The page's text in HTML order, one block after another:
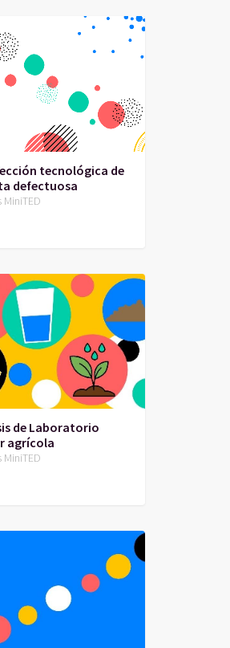
tecnológica de
defectuosa
MiniTED
de Laboratorio
agrícola
MiniTED